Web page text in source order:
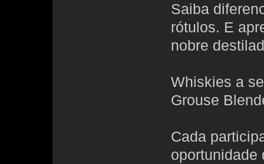
Saiba
rótulos. E
nobre
Whiskies a
Grouse
Cada
oportunidade